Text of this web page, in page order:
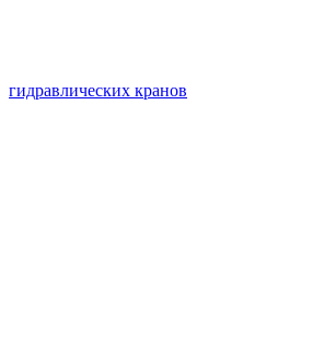
гидравлических кранов